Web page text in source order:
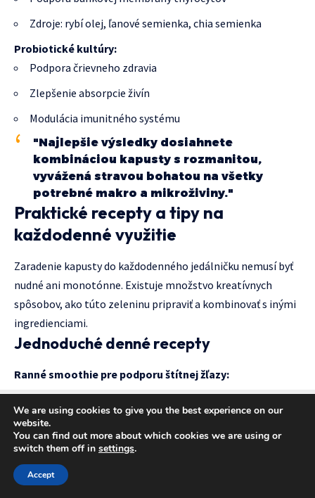
Zdroje: rybí olej, ľanové semienka, chia semienka
Probiotické kultúry:
Podpora črievneho zdravia
Zlepšenie absorpcie živín
Modulácia imunitného systému
"Najlepšie výsledky dosiahnete
kombináciou kapusty s rozmanitou,
vyvážená stravou bohatou na všetky
potrebné makro a mikroživiny."
Praktické recepty a tipy na
každodenné využitie
Zaradenie kapusty do každodenného jedálničku nemusí byť
nudné ani monotónne. Existuje množstvo kreatívnych
spôsobov, ako túto zeleninu pripraviť a kombinovať s inými
ingredienciami.
Jednoduché denné recepty
Ranné smoothie pre podporu štítnej žľazy:
We are using cookies to give you the best experience on our
website.
You can find out more about which cookies we are using or
switch them off in settings.
Accept